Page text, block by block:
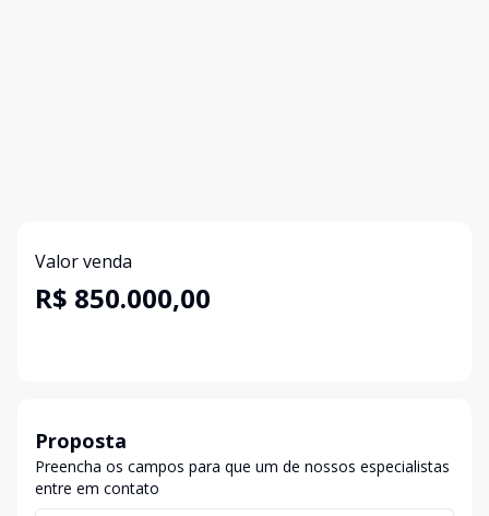
Valor venda
R$ 850.000,00
Proposta
Preencha os campos para que um de nossos especialistas
entre em contato